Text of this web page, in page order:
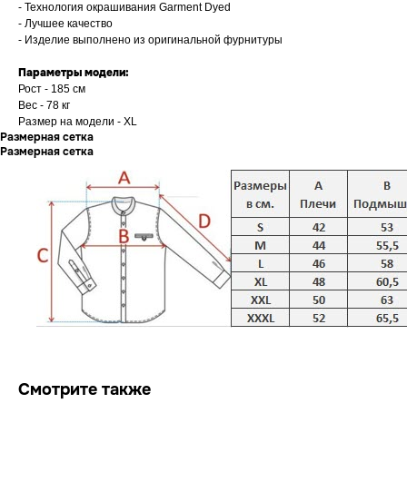
- Технология окрашивания Garment Dyed
- Лучшее качество
- Изделие выполнено из оригинальной фурнитуры
Параметры модели:
Рост - 185 см
Вес - 78 кг
Размер на модели - XL
Размерная сетка
Размерная сетка
Смотрите также